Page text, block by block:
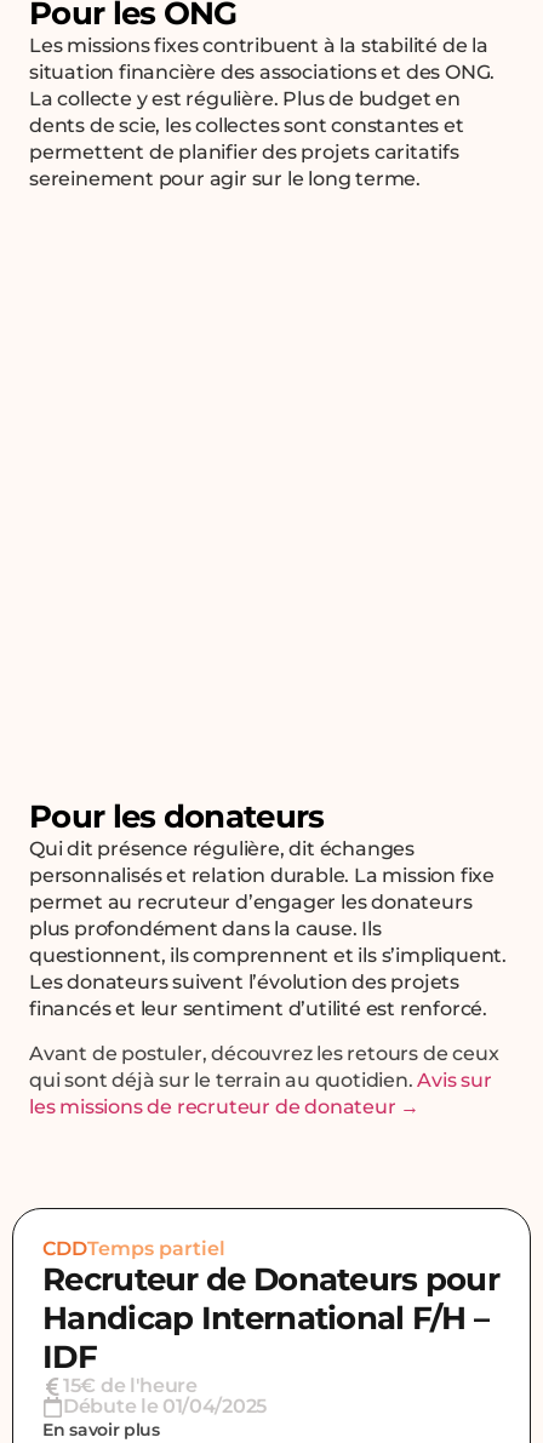
appareils. Le fait de consentir à ces technologies nous permettra de
traiter des données telles que le comportement de navigation ou les ID
uniques sur ce site. Le fait de ne pas consentir ou de retirer son
consentement peut avoir un effet négatif sur certaines caractéristiques
et fonctions.
Accepter
Voir les préférences
Pour les ONG
Les missions fixes contribuent à la stabilité de la
situation financière des associations et des ONG.
La collecte y est régulière. Plus de budget en
dents de scie, les collectes sont constantes et
permettent de planifier des projets caritatifs
sereinement pour agir sur le long terme.
Pour les donateurs
Qui dit présence régulière, dit échanges
personnalisés et relation durable. La mission fixe
permet au recruteur d’engager les donateurs
plus profondément dans la cause. Ils
questionnent, ils comprennent et ils s’impliquent.
Les donateurs suivent l’évolution des projets
financés et leur sentiment d’utilité est renforcé.
Avant de postuler, découvrez les retours de ceux
qui sont déjà sur le terrain au quotidien.Avis sur
les missions de recruteur de donateur →
CDDTemps partiel
Recruteur de Donateurs pour
Handicap International F/H –
IDF
15€ de l'heure
Débute le 01/04/2025
En savoir plus